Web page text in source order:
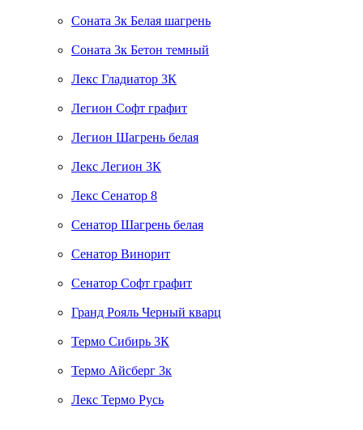
Соната 3к Белая шагрень
Соната 3к Бетон темный
Лекс Гладиатор 3К
Легион Софт графит
Легион Шагрень белая
Лекс Легион 3К
Лекс Сенатор 8
Сенатор Шагрень белая
Сенатор Винорит
Сенатор Софт графит
Гранд Рояль Черный кварц
Термо Сибирь 3К
Термо Айсберг 3к
Лекс Термо Русь